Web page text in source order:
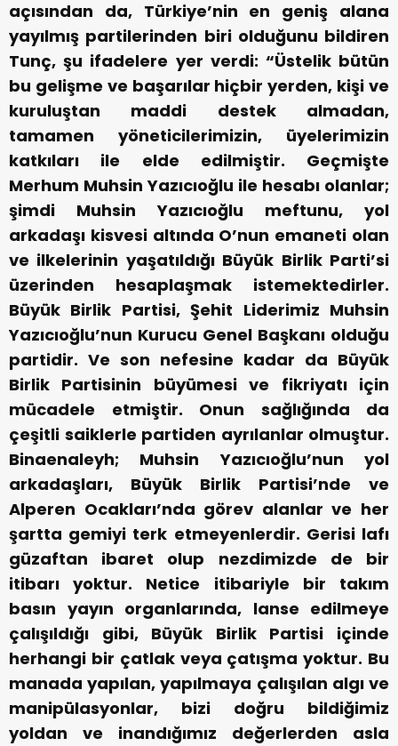
açısından da, Türkiye’nin en geniş alana
yayılmış partilerinden biri olduğunu bildiren
Tunç, şu ifadelere yer verdi: “Üstelik bütün
bu gelişme ve başarılar hiçbir yerden, kişi ve
kuruluştan maddi destek almadan,
tamamen yöneticilerimizin, üyelerimizin
katkıları ile elde edilmiştir. Geçmişte
Merhum Muhsin Yazıcıoğlu ile hesabı olanlar;
şimdi Muhsin Yazıcıoğlu meftunu, yol
arkadaşı kisvesi altında O’nun emaneti olan
ve ilkelerinin yaşatıldığı Büyük Birlik Parti’si
üzerinden hesaplaşmak istemektedirler.
Büyük Birlik Partisi, Şehit Liderimiz Muhsin
Yazıcıoğlu’nun Kurucu Genel Başkanı olduğu
partidir. Ve son nefesine kadar da Büyük
Birlik Partisinin büyümesi ve fikriyatı için
mücadele etmiştir. Onun sağlığında da
çeşitli saiklerle partiden ayrılanlar olmuştur.
Binaenaleyh; Muhsin Yazıcıoğlu’nun yol
arkadaşları, Büyük Birlik Partisi’nde ve
Alperen Ocakları’nda görev alanlar ve her
şartta gemiyi terk etmeyenlerdir. Gerisi lafı
güzaftan ibaret olup nezdimizde de bir
itibarı yoktur. Netice itibariyle bir takım
basın yayın organlarında, lanse edilmeye
çalışıldığı gibi, Büyük Birlik Partisi içinde
herhangi bir çatlak veya çatışma yoktur. Bu
manada yapılan, yapılmaya çalışılan algı ve
manipülasyonlar, bizi doğru bildiğimiz
yoldan ve inandığımız değerlerden asla